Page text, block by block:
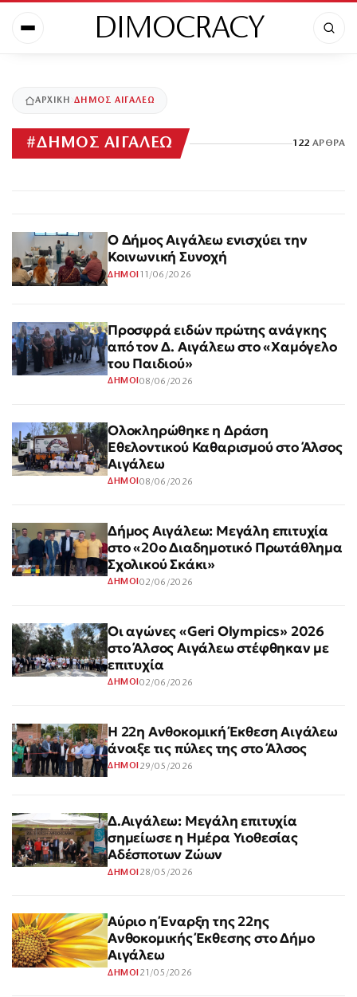
DIMOCRACY
ΑΡΧΙΚΉ ΔΗΜΟΣ ΑΙΓΑΛΕΩ
#ΔΗΜΟΣ ΑΙΓΑΛΕΩ 122 ΆΡΘΡΑ
Ο Δήμος Αιγάλεω ενισχύει την
Κοινωνική Συνοχή
ΔΗΜΟΙ 11/06/2026
Προσφρά ειδών πρώτης ανάγκης
από τον Δ. Αιγάλεω στο «Χαμόγελο
του Παιδιού»
ΔΗΜΟΙ 08/06/2026
Ολοκληρώθηκε η Δράση
Εθελοντικού Καθαρισμού στο Άλσος
Αιγάλεω
ΔΗΜΟΙ 08/06/2026
Δήμος Αιγάλεω: Μεγάλη επιτυχία
στο «20ο Διαδημοτικό Πρωτάθλημα
Σχολικού Σκάκι»
ΔΗΜΟΙ 02/06/2026
Οι αγώνες «Geri Olympics» 2026
στο Άλσος Αιγάλεω στέφθηκαν με
επιτυχία
ΔΗΜΟΙ 02/06/2026
Η 22η Ανθοκομική Έκθεση Αιγάλεω
άνοιξε τις πύλες της στο Άλσος
ΔΗΜΟΙ 29/05/2026
Δ.Αιγάλεω: Μεγάλη επιτυχία
σημείωσε η Ημέρα Υιοθεσίας
Αδέσποτων Ζώων
ΔΗΜΟΙ 28/05/2026
Αύριο η Έναρξη της 22ης
Ανθοκομικής Έκθεσης στο Δήμο
Αιγάλεω
ΔΗΜΟΙ 21/05/2026